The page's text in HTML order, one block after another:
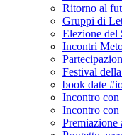
Ritorno al
Gruppi di
Elezione del
Incontri
Festival
book date
Incontro con
Incontro con
Premiazione